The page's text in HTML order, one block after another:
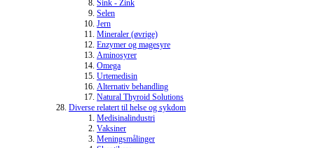
Sink - Zink
Selen
Jern
Mineraler (øvrige)
Enzymer og magesyre
Aminosyrer
Omega
Urtemedisin
Alternativ behandling
Natural Thyroid Solutions
Diverse relatert til helse og sykdom
Medisinalindustri
Vaksiner
Meningsmålinger